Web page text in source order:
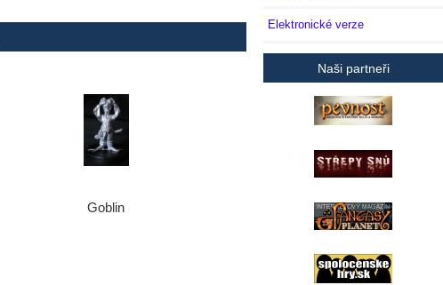
Goblin
Elektronické verze
Naši partneři